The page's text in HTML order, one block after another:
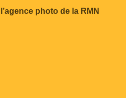
photo de la RMN